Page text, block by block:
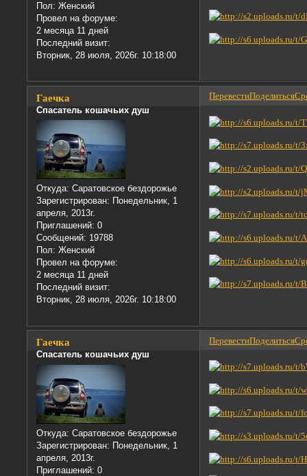
Пол: Женский
Провел на форуме:
2 месяца 11 дней
Последний визит:
Вторник, 28 июля, 2026г. 10:18:00
ПеревестиПоделиться
Гаечка
Спасатель кошачьих душ
Откуда: Саратовское бездорожье
Зарегистрирован: Понедельник, 1
апреля, 2013г.
Приглашений: 0
Сообщений: 19788
Пол: Женский
Провел на форуме:
2 месяца 11 дней
Последний визит:
Вторник, 28 июля, 2026г. 10:18:00
ПеревестиПоделиться
Гаечка
Спасатель кошачьих душ
Откуда: Саратовское бездорожье
Зарегистрирован: Понедельник, 1
апреля, 2013г.
Приглашений: 0